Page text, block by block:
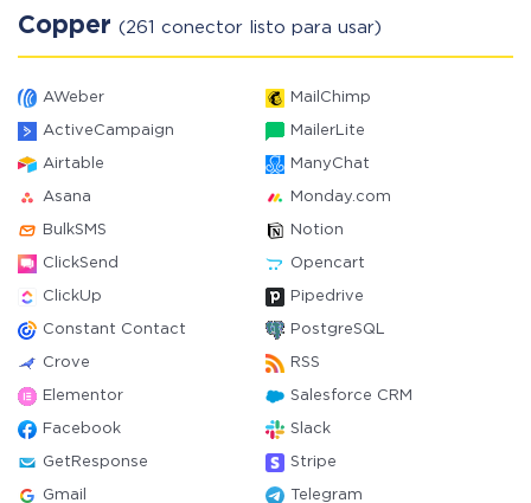
Copper (261 conector listo para usar)
AWeber MailChimp
ActiveCampaign MailerLite
Airtable ManyChat
Asana Monday.com
BulkSMS Notion
ClickSend Opencart
ClickUp Pipedrive
Constant Contact PostgreSQL
Crove RSS
Elementor Salesforce CRM
Facebook Slack
GetResponse Stripe
Gmail Telegram